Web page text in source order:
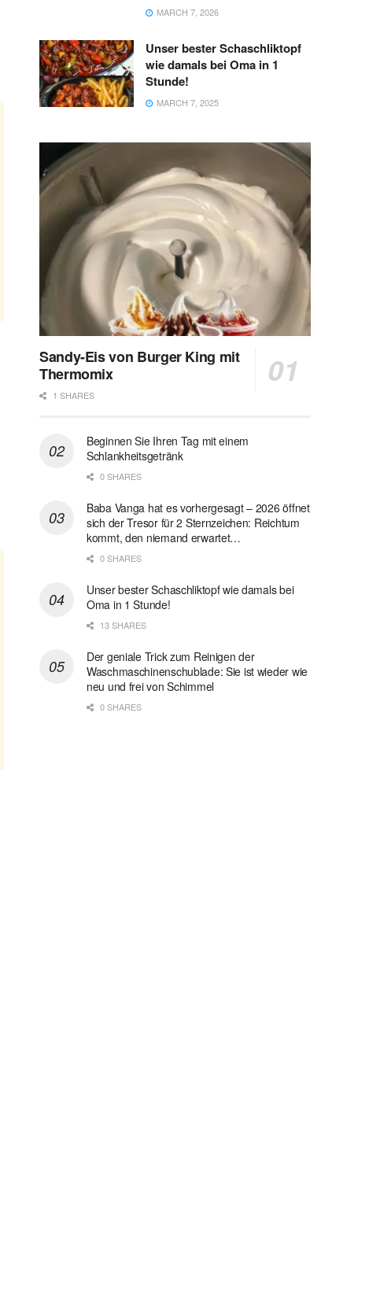
MARCH 7, 2026
Unser bester Schaschliktopf
wie damals bei Oma in 1
Stunde!
MARCH 7, 2025
Sandy-Eis von Burger King mit
Thermomix
1 SHARES
Beginnen Sie Ihren Tag mit einem
Schlankheitsgetränk
0 SHARES
Baba Vanga hat es vorhergesagt – 2026 öffnet
sich der Tresor für 2 Sternzeichen: Reichtum
kommt, den niemand erwartet…
0 SHARES
Unser bester Schaschliktopf wie damals bei
Oma in 1 Stunde!
13 SHARES
Der geniale Trick zum Reinigen der
Waschmaschinenschublade: Sie ist wieder wie
neu und frei von Schimmel
0 SHARES